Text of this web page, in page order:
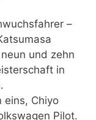
–
und zehn
in
eins, Chiyo
Pilot.